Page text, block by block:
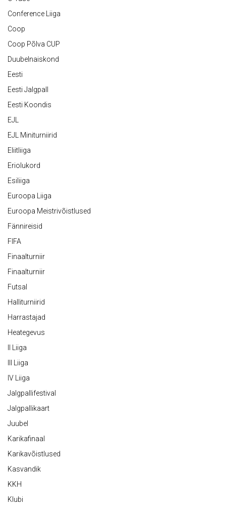
Conference Liiga
Coop
Coop Põlva CUP
Duubelnaiskond
Eesti
Eesti Jalgpall
Eesti Koondis
EJL
EJL Miniturniirid
Eliitliiga
Eriolukord
Esiliiga
Euroopa Liiga
Euroopa Meistrivõistlused
Fännireisid
FIFA
Finaalturniir
Finaalturniir
Futsal
Halliturniirid
Harrastajad
Heategevus
II Liiga
III Liiga
IV Liiga
Jalgpallifestival
Jalgpallikaart
Juubel
Karikafinaal
Karikavõistlused
Kasvandik
KKH
Klubi